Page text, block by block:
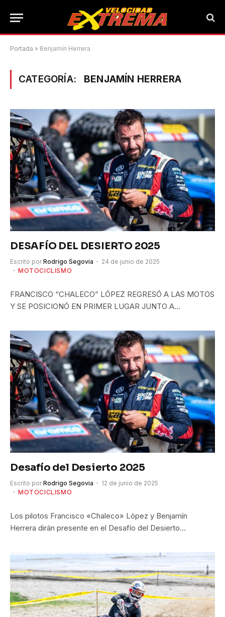
Portada » Benjamín Herrera
CATEGORÍA: BENJAMÍN HERRERA
DESAFÍO DEL DESIERTO 2025
Escrito por Rodrigo Segovia
24 de junio de 2025
MOTOCICLISMO
FRANCISCO “CHALECO” LÓPEZ REGRESÓ A LAS MOTOS
Y SE POSICIONÓ EN PRIMER LUGAR JUNTO A…
Desafío del Desierto 2025
Escrito por Rodrigo Segovia
12 de junio de 2025
MOTOCICLISMO
Los pilotos Francisco «Chaleco» López y Benjamín
Herrera dirán presente en el Desafío del Desierto…